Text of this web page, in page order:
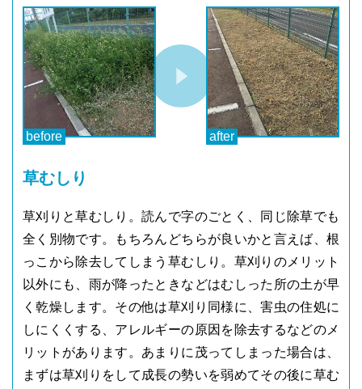
草むしり
草刈りと草むしり。読んで字のごとく、同じ除草でも
全く別物です。もちろんどちらが良いかと言えば、根
っこから除去してしまう草むしり。草刈りのメリット
以外にも、雨が降ったときなどはむしった所の土が早
く乾燥します。その他は草刈り同様に、害虫の住処に
しにくくする、アレルギーの原因を除去するなどのメ
リットがあります。あまりに茂ってしまった場合は、
まずは草刈りをして成長の勢いを弱めてその後に草む